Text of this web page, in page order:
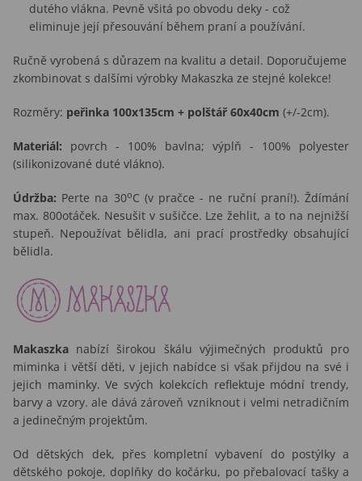
dutého vlákna. Pevně všitá po obvodu deky - což
eliminuje její přesouvání během praní a používání.
Ručně vyrobená s důrazem na kvalitu a detail. Doporučujeme
zkombinovat s dalšími výrobky Makaszka ze stejné kolekce!
Rozměry: peřinka 100x135cm + polštář 60x40cm (+/-2cm).
Materiál: povrch - 100% bavlna; výplň - 100% polyester
(silikonizované duté vlákno).
Údržba: Perte na 30oC (v pračce - ne ruční praní!). Ždímání
max. 800otáček. Nesušit v sušičce. Lze žehlit, a to na nejnižší
stupeň. Nepoužívat bělidla, ani prací prostředky obsahující
bělidla.
Makaszka nabízí širokou škálu výjimečných produktů pro
miminka i větší děti, v jejich nabídce si však přijdou na své i
jejich maminky. Ve svých kolekcích reflektuje módní trendy,
barvy a vzory. ale dává zároveň vzniknout i velmi netradičním
a jedinečným projektům.
Od dětských dek, přes kompletní vybavení do postýlky a
dětského pokoje, doplňky do kočárku, po přebalovací tašky a